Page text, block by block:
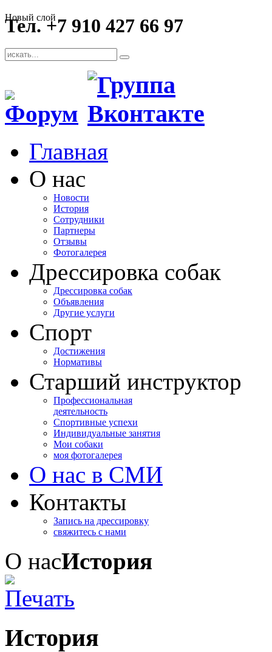
Тел. +7 910 427 66 97
Главная
О нас
Новости
История
Сотрудники
Партнеры
Отзывы
Фотогалерея
Дрессировка собак
Дрессировка собак
Объявления
Другие услуги
Спорт
Достижения
Нормативы
Старший инструктор
Профессиональная
деятельность
Спортивные успехи
Индивидуальные занятия
Мои собаки
моя фотогалерея
О нас в СМИ
Контакты
Запись на дрессировку
свяжитесь с нами
О насИстория
История
Новый слой